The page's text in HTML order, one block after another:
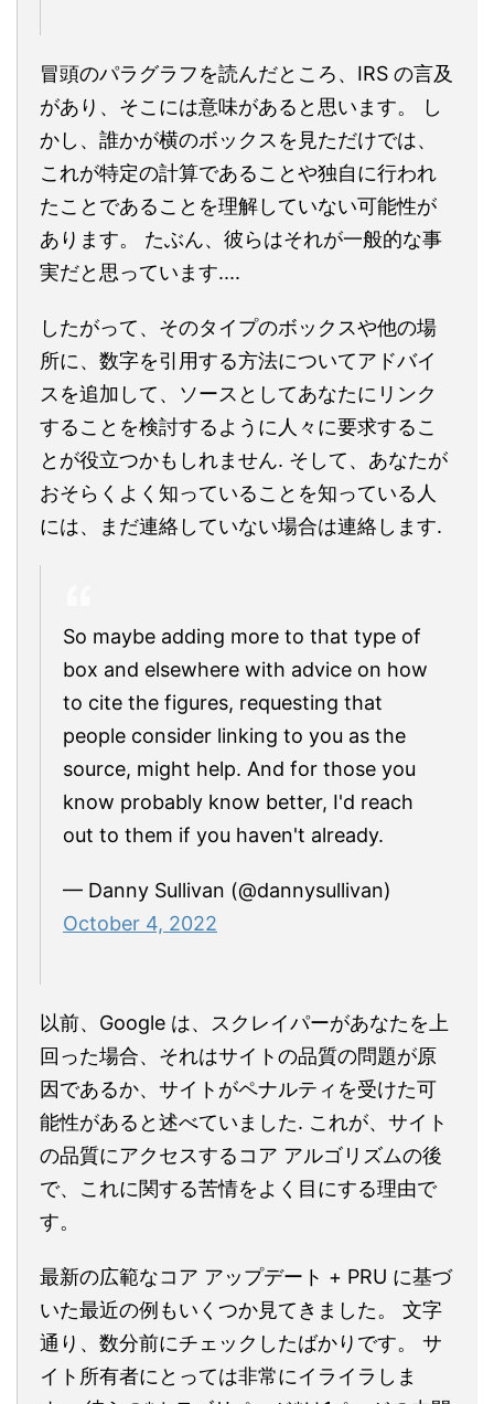
冒頭のパラグラフを読んだところ、IRS の言及
があり、そこには意味があると思います。 し
かし、誰かが横のボックスを見ただけでは、
これが特定の計算であることや独自に行われ
たことであることを理解していない可能性が
あります。 たぶん、彼らはそれが一般的な事
実だと思っています....
したがって、そのタイプのボックスや他の場
所に、数字を引用する方法についてアドバイ
スを追加して、ソースとしてあなたにリンク
することを検討するように人々に要求するこ
とが役立つかもしれません. そして、あなたが
おそらくよく知っていることを知っている人
には、まだ連絡していない場合は連絡します.
So maybe adding more to that type of
box and elsewhere with advice on how
to cite the figures, requesting that
people consider linking to you as the
source, might help. And for those you
know probably know better, I'd reach
out to them if you haven't already.
— Danny Sullivan (@dannysullivan)
October 4, 2022
以前、Google は、スクレイパーがあなたを上
回った場合、それはサイトの品質の問題が原
因であるか、サイトがペナルティを受けた可
能性があると述べていました. これが、サイト
の品質にアクセスするコア アルゴリズムの後
で、これに関する苦情をよく目にする理由で
す。
最新の広範なコア アップデート + PRU に基づ
いた最近の例もいくつか見てきました。 文字
通り、数分前にチェックしたばかりです。 サ
イト所有者にとっては非常にイライラしま